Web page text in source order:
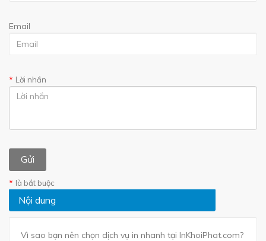
Email
Lời nhắn
là bắt buộc
Nội dung
Vì sao bạn nên chọn dịch vụ in nhanh tại InKhoiPhat.com?